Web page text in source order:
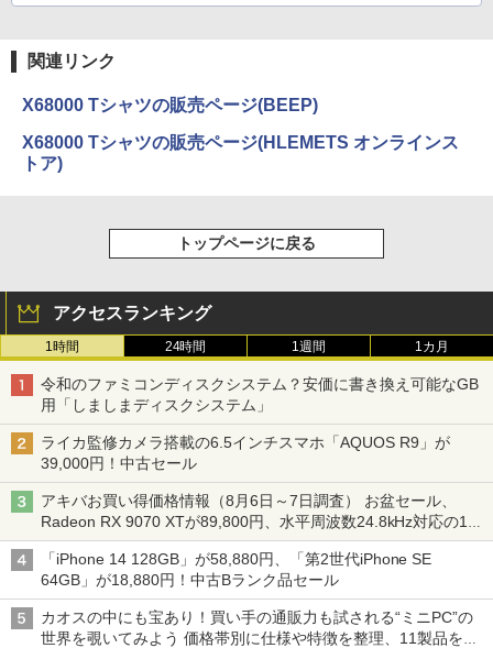
関連リンク
X68000 Tシャツの販売ページ(BEEP)
X68000 Tシャツの販売ページ(HLEMETS オンラインス
トア)
トップページに戻る
アクセスランキング
1時間 24時間 1週間 1カ月
令和のファミコンディスクシステム？安価に書き換え可能なGB
用「しましまディスクシステム」
ライカ監修カメラ搭載の6.5インチスマホ「AQUOS R9」が
39,000円！中古セール
アキバお買い得価格情報（8月6日～7日調査） お盆セール、
Radeon RX 9070 XTが89,800円、水平周波数24.8kHz対応の17
型モニターが9,801円、暑さ指数連動セール ほか
「iPhone 14 128GB」が58,880円、「第2世代iPhone SE
64GB」が18,880円！中古Bランク品セール
カオスの中にも宝あり！買い手の通販力も試される“ミニPC”の
世界を覗いてみよう 価格帯別に仕様や特徴を整理、11製品をピ